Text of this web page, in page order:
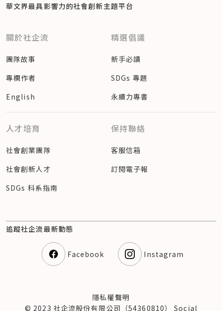
華文界最具影響力的社會創新主題平台
關於社企流
團隊故事
專欄作者
English
精選倡議
新手必讀
SDGs 專題
永續力專書
人才培育
社會創業團隊
社會創新人才
SDGs 科系指南
保持聯絡
客服信箱
訂閱電子報
追蹤社企流最新動態
Facebook Instagram
隱私權聲明
© 2023 社企流股份有限公司（54360810） Social